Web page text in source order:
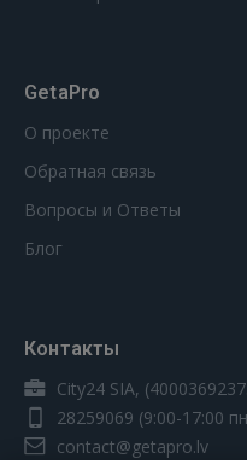
GetaPro
О проекте
Обратная связь
Вопросы и Ответы
Блог
Контакты
City24 SIA,
28259069 (9:00-17:00
contact@getapro.lv